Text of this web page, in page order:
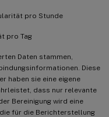
pro Stunde
pro Tag
Daten stammen,
Diese
haben sie eine eigene
dass nur relevante
Bereinigung wird eine
für die Berichterstellung